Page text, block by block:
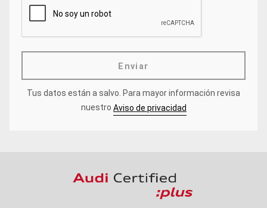
Enviar
Tus datos están a salvo.
nuestro Aviso de privacidad